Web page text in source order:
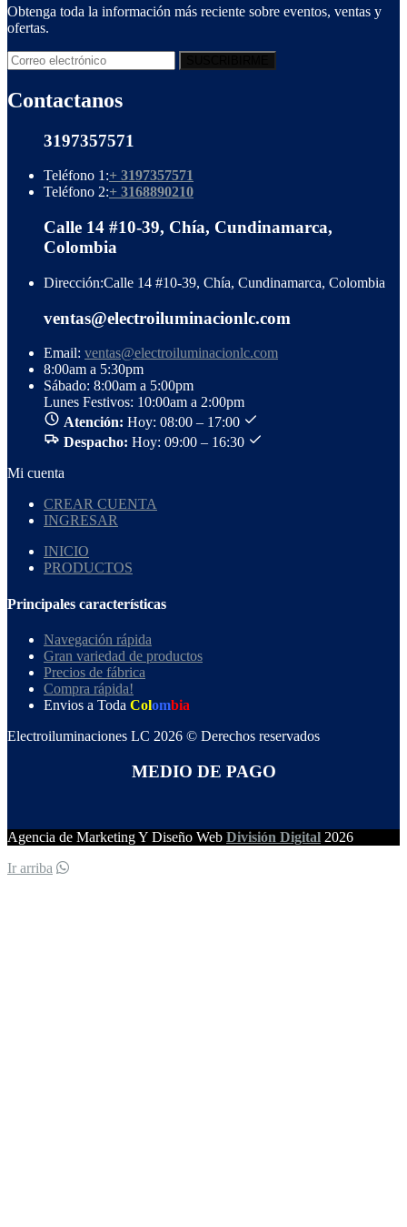
Obtenga toda la información más reciente sobre eventos, ventas y
ofertas.
Contactanos
3197357571
Teléfono 1:+ 3197357571
Teléfono 2:+ 3168890210
Calle 14 #10-39, Chía, Cundinamarca,
Colombia
Dirección:Calle 14 #10-39, Chía, Cundinamarca, Colombia
ventas@electroiluminacionlc.com
Email: ventas@electroiluminacionlc.com
8:00am a 5:30pm
Sábado: 8:00am a 5:00pm
Lunes Festivos: 10:00am a 2:00pm
Atención: Hoy: 08:00 – 17:00
Despacho: Hoy: 09:00 – 16:30
Mi cuenta
CREAR CUENTA
INGRESAR
INICIO
PRODUCTOS
Principales características
Navegación rápida
Gran variedad de productos
Precios de fábrica
Compra rápida!
Envios a Toda Colombia
Electroiluminaciones LC 2026 © Derechos reservados
MEDIO DE PAGO
Agencia de Marketing Y Diseño Web División Digital 2026
Ir arriba